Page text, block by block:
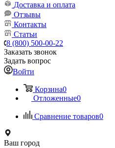
Доставка и оплата
Отзывы
Контакты
Статьи
8 (800) 500-00-22
Заказать звонок
Задать вопрос
Войти
Корзина0
Отложенные0
Сравнение товаров0
Ваш город